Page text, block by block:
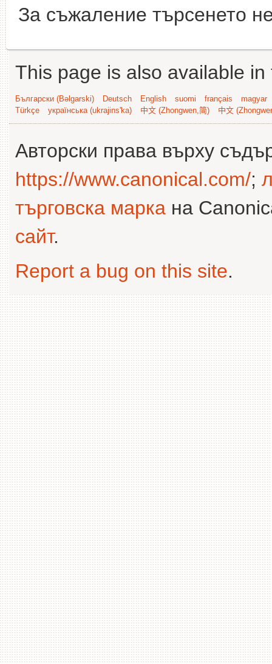
За съжаление търсенето
This page is also available
Български (Bəlgarski) Deutsch English suomi français
magyar
Türkçe
українська (ukrajins'ka) 中文 (Zhongwen,简) 中文
Авторски права върху
https://www.canonical.com/;
търговска марка на
сайт.
Report a bug on this site.